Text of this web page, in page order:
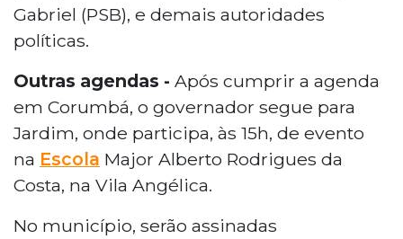
Gabriel (PSB), e demais autoridades
políticas.
Outras agendas - Após cumprir a agenda
em Corumbá, o governador segue para
Jardim, onde participa, às 15h, de evento
na Escola Major Alberto Rodrigues da
Costa, na Vila Angélica.
No município, serão assinadas